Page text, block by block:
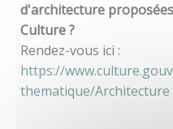
d'architecture
Culture ?
Rendez-vous ici :
https://
thematique/Architecture